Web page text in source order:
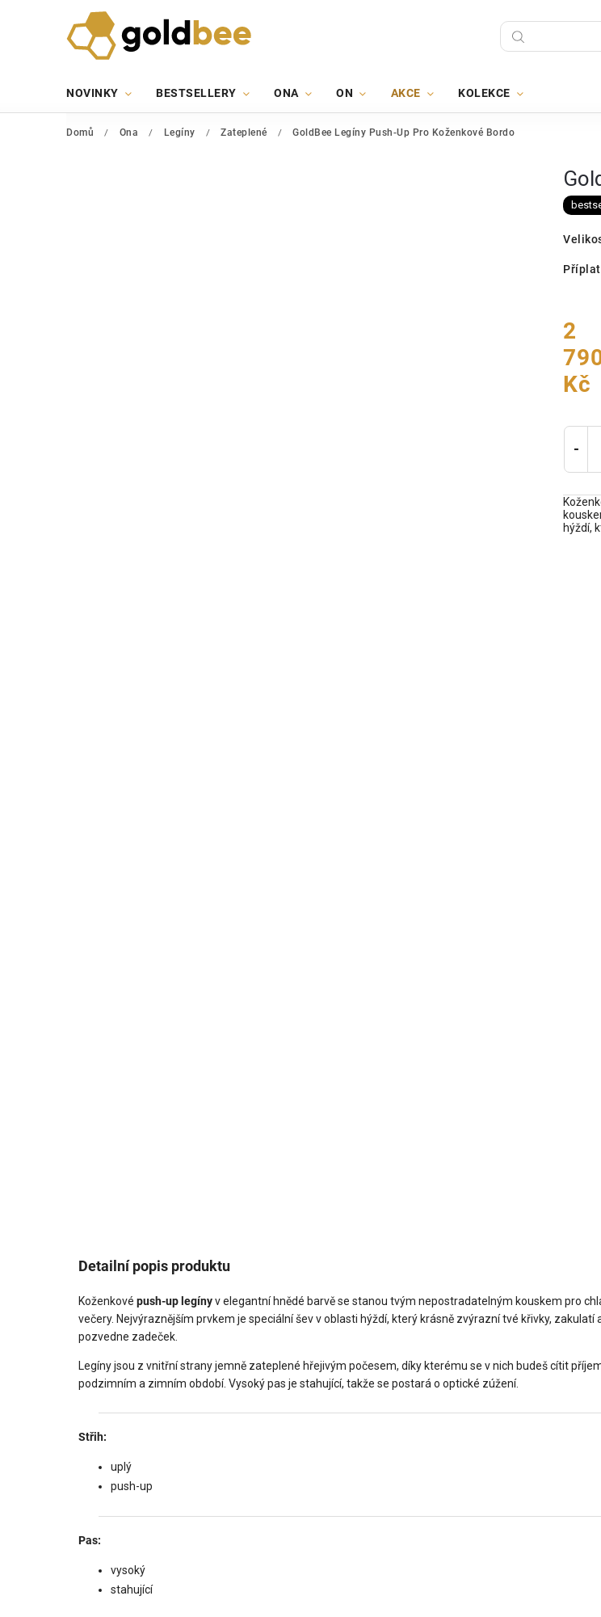
NOVINKY BESTSELLERY ONA ON AKCE KOLEKCE
Domů / Ona / Legíny / Zateplené / GoldBee Legíny Push-Up Pro Koženkové Bordo
2
Kč
hýždí,
Detailní popis produktu
Koženkové push-up legínyv elegantní hnědé barvě se stanou tvým nepostradatelným kouskem pro
večery. Nejvýraznějším prvkem je speciální šev v oblasti hýždí, který krásně zvýrazní tvé křivky, zakulatí
pozvedne zadeček.
Legíny jsou z vnitřní strany jemně zateplené hřejivým počesem, díky kterému se v nich budeš cítit
podzimním a zimním období. Vysoký pas je stahující, takže se postará o optické zúžení.
Střih:
uplý
push-up
Pas:
vysoký
stahující